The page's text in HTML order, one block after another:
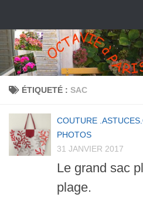
ÉTIQUETÉ : SAC
COUTURE
PHOTOS
31 JANVIER 2017
Le grand sac
plage.